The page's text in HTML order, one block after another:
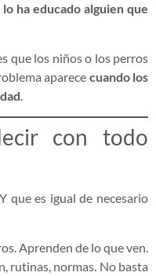
lo ha educado alguien que
que los niños o los perros
aparece cuando los
.
con todo
que es igual de necesario
Aprenden de lo que ven.
rutinas, normas. No basta